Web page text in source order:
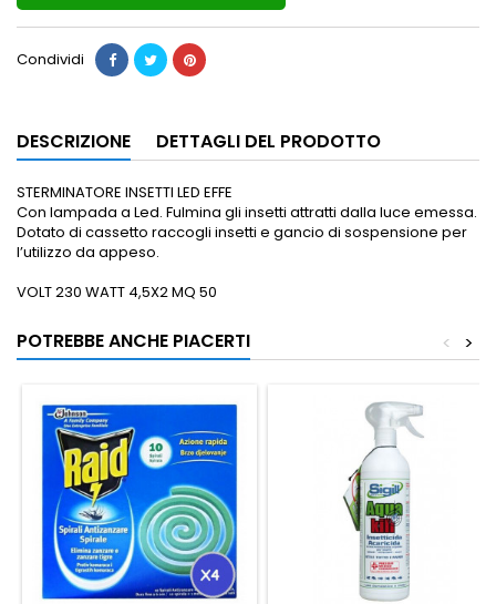
Condividi
DESCRIZIONE DETTAGLI DEL PRODOTTO
STERMINATORE INSETTI LED EFFE
Con lampada a Led. Fulmina gli insetti attratti dalla luce emessa.
Dotato di cassetto raccogli insetti e gancio di sospensione per
l’utilizzo da appeso.
VOLT 230 WATT 4,5X2 MQ 50
POTREBBE ANCHE PIACERTI >
<